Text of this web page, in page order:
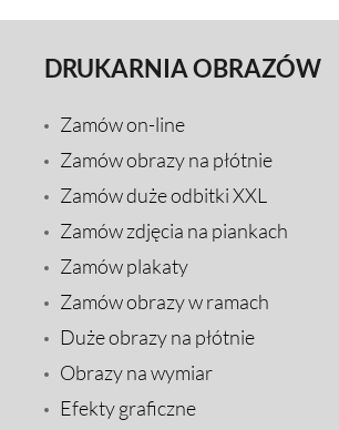
DRUKARNIA OBRAZÓW
Zamów on-line
Zamów obrazy na płótnie
Zamów duże odbitki XXL
Zamów zdjęcia na piankach
Zamów plakaty
Zamów obrazy w ramach
Duże obrazy na płótnie
Obrazy na wymiar
Efekty graficzne